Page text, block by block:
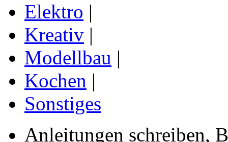
Elektro |
Kreativ |
Modellbau |
Kochen |
Sonstiges
Anleitungen schreiben,